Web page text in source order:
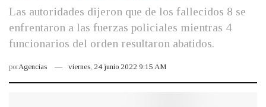
Las autoridades dijeron que de los fallecidos 8 se
enfrentaron a las fuerzas policiales mientras 4
funcionarios del orden resultaron abatidos.
porAgencias viernes, 24 junio 2022 9:15 AM